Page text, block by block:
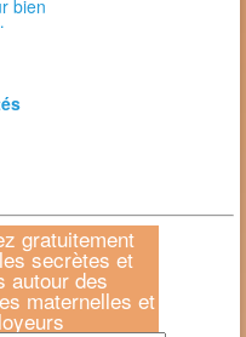
bien
gratuitement
secrètes et
autour des
maternelles et